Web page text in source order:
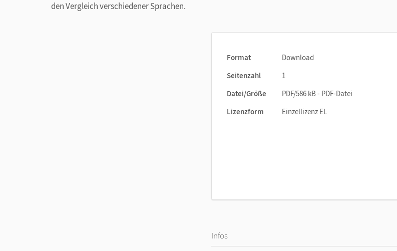
den Vergleich verschiedener Sprachen.
Format
Download
Seitenzahl
1
Datei/Größe
PDF/586 kB - PDF-Datei
Lizenzform
Einzellizenz EL
Infos